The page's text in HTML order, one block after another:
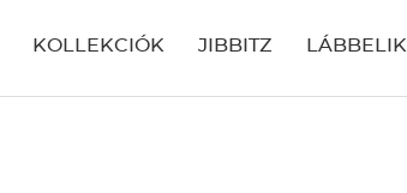
KOLLEKCIÓK JIBBITZ LÁBBELIK